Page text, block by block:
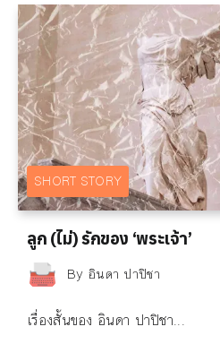
SHORT STORY
ลูก (ไม่) รักของ ‘พระเจ้า’
By อินดา ปาปิชา
เรื่องสั้นของ อินดา ปาปิชา...